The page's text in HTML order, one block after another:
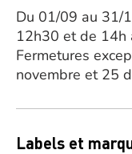
Du 01/09 au 31/
12h30 et de 14h
Fermetures
novembre et 25
Labels et